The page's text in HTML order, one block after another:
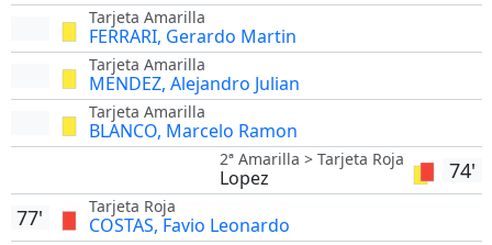
Tarjeta Amarilla
FERRARI, Gerardo Martin
Tarjeta Amarilla
MENDEZ, Alejandro Julian
Tarjeta Amarilla
BLANCO, Marcelo Ramon
74'
2ª Amarilla > Tarjeta Roja
Lopez
Tarjeta Roja
COSTAS, Favio Leonardo
77'